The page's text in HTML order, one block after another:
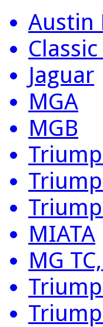
Austin
Jaguar
MGA
MGB
MIATA
MG